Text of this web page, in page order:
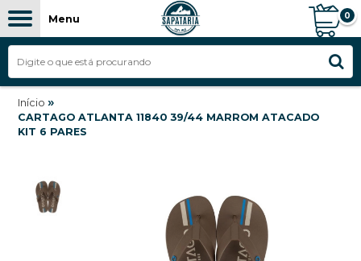
Menu 0
Início »
CARTAGO ATLANTA 11840 39/44 MARROM ATACADO
KIT 6 PARES